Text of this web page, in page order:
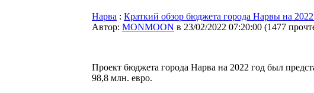
Нарва : Краткий обзор бюджета города Нарвы на
Автор: MONMOON в 23/02/2022 07:20:00 (1477
Проект бюджета города Нарва на 2022 год был
98,8 млн. евро.